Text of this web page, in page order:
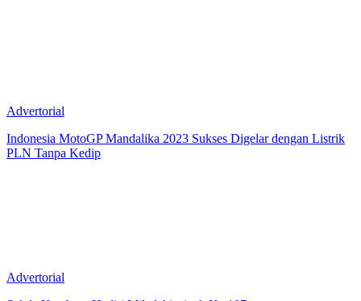
Advertorial
Indonesia MotoGP Mandalika 2023 Sukses Digelar dengan Listrik
PLN Tanpa Kedip
Advertorial